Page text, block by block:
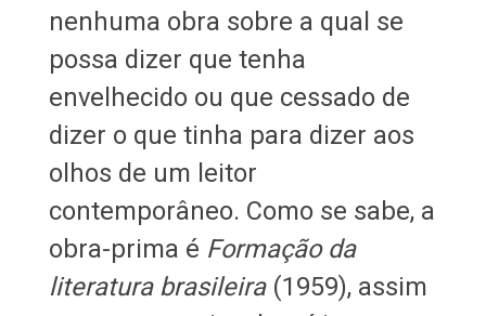
nenhuma obra sobre a qual se
possa dizer que tenha
envelhecido ou que cessado de
dizer o que tinha para dizer aos
olhos de um leitor
contemporâneo. Como se sabe, a
obra-prima é Formação da
literatura brasileira (1959), assim